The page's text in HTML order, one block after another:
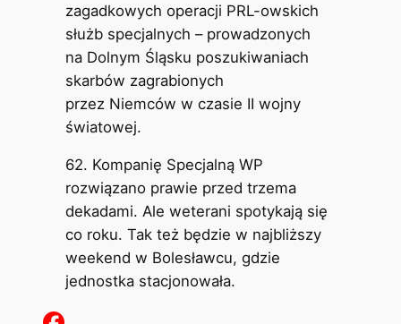
zagadkowych operacji PRL-owskich
służb specjalnych – prowadzonych
na Dolnym Śląsku poszukiwaniach
skarbów zagrabionych
przez Niemców w czasie II wojny
światowej.
62. Kompanię Specjalną WP
rozwiązano prawie przed trzema
dekadami. Ale weterani spotykają się
co roku. Tak też będzie w najbliższy
weekend w Bolesławcu, gdzie
jednostka stacjonowała.